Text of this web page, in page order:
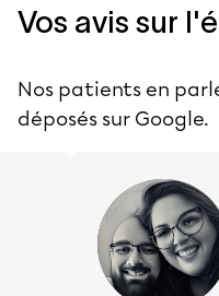
Vos avis sur
Nos patients en
déposés sur Google.